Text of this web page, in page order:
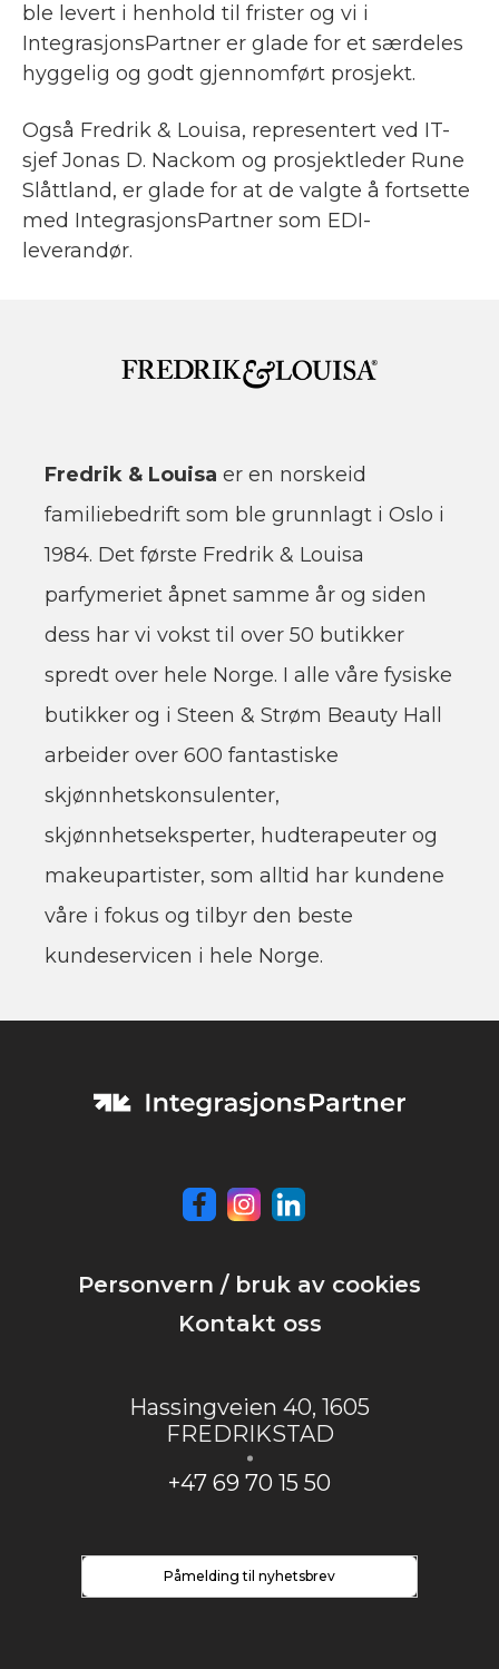
ble levert i henhold til frister og vi i
IntegrasjonsPartner er glade for et særdeles
hyggelig og godt gjennomført prosjekt.
Også Fredrik & Louisa, representert ved IT-
sjef Jonas D. Nackom og prosjektleder Rune
Slåttland, er glade for at de valgte å fortsette
med IntegrasjonsPartner som EDI-
leverandør.
Fredrik & Louisa er en norskeid
familiebedrift som ble grunnlagt i Oslo i
1984. Det første Fredrik & Louisa
parfymeriet åpnet samme år og siden
dess har vi vokst til over 50 butikker
spredt over hele Norge. I alle våre fysiske
butikker og i Steen & Strøm Beauty Hall
arbeider over 600 fantastiske
skjønnhetskonsulenter,
skjønnhetseksperter, hudterapeuter og
makeupartister, som alltid har kundene
våre i fokus og tilbyr den beste
kundeservicen i hele Norge.
Personvern / bruk av cookies
Kontakt oss
Hassingveien 40, 1605
FREDRIKSTAD
+47 69 70 15 50
Påmelding til nyhetsbrev